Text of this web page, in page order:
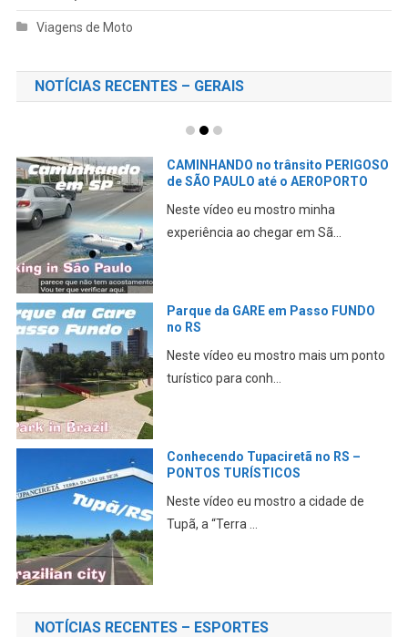
Viagens de Moto
NOTÍCIAS RECENTES – GERAIS
Pegando um AIRBnB em São Paulo
TURISTANDO pelo RS – Veranópolis,
Homem MORRE enquanto tocava
Neste vídeo, eu conto esta história
NOTÍCIAS RECENTES – ESPORTES